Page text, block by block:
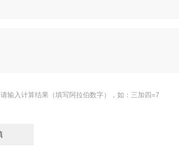
请输入计算结果（填写阿拉伯数字），如：三加四=7